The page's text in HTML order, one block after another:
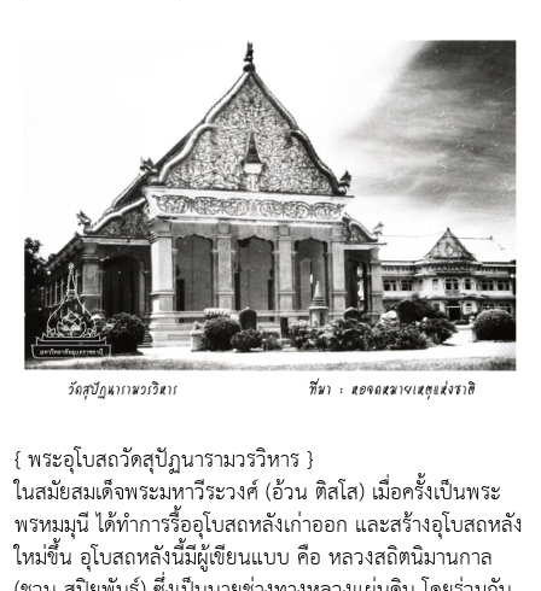
{ พระอุโบสถวัดสุปัฏนารามวรวิหาร }
ในสมัยสมเด็จพระมหาวีระวงศ์ (อ้วน ติสโส) เมื่อครั้งเป็นพระ
พรหมมุนี ได้ทำการรื้ออุโบสถหลังเก่าออก และสร้างอุโบสถหลัง
ใหม่ขึ้น อุโบสถหลังนี้มีผู้เขียนแบบ คือ หลวงสถิตนิมานกาล